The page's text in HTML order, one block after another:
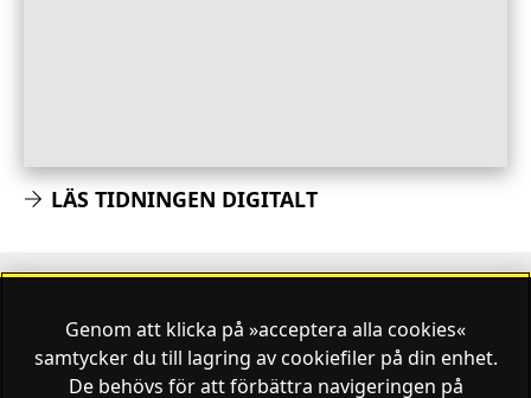
LÄS TIDNINGEN DIGITALT
Finansliv ägs av Finansliv Sverige AB, 556784-8741.
Genom att klicka på »acceptera alla cookies«
samtycker du till lagring av cookiefiler på din enhet.
De behövs för att förbättra navigeringen på